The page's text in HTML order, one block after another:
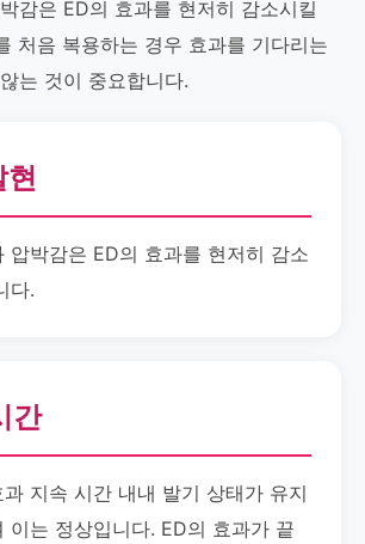
감은 ED의 효과를 현저히 감소시킬
처음 복용하는 경우 효과를 기다리는
는 것이 중요합니다.
현
압박감은 ED의 효과를 현저히 감소
다.
간
지속 시간 내내 발기 상태가 유지
이는 정상입니다. ED의 효과가 끝